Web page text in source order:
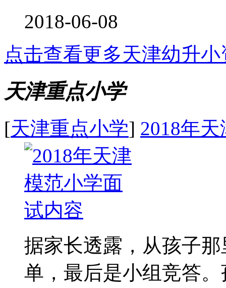
2018-06-08
点击查看更多天津幼升小
天津重点小学
[天津重点小学] 2018年
据家长透露，从孩子
单，最后是小组竞答